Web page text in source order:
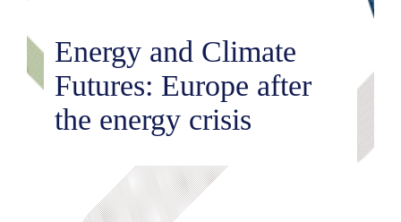
Energy and Climate
Futures: Europe after
the energy crisis